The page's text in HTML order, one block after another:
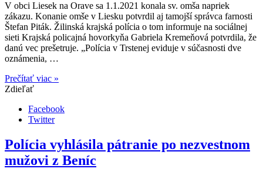
V obci Liesek na Orave sa 1.1.2021 konala sv. omša napriek
zákazu. Konanie omše v Liesku potvrdil aj tamojší správca farnosti
Štefan Piták. Žilinská krajská polícia o tom informuje na sociálnej
sieti Krajská policajná hovorkyňa Gabriela Kremeňová potvrdila, že
danú vec prešetruje. „Polícia v Trstenej eviduje v súčasnosti dve
oznámenia, …
Prečítať viac »
Zdieľať
Facebook
Twitter
Polícia vyhlásila pátranie po nezvestnom
mužovi z Beníc